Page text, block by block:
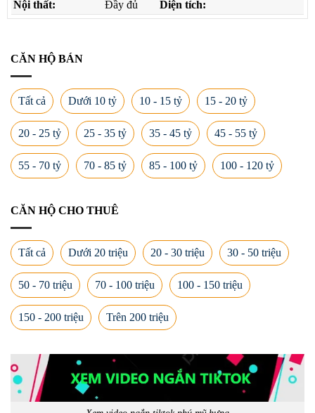
Nội thất:
Đầy đủ Diện tích:
CĂN HỘ BÁN
Tất cả Dưới 10 tỷ 10 - 15 tỷ 15 - 20 tỷ
20 - 25 tỷ 25 - 35 tỷ 35 - 45 tỷ 45 - 55 tỷ
55 - 70 tỷ 70 - 85 tỷ 85 - 100 tỷ 100 - 120 tỷ
CĂN HỘ CHO THUÊ
Tất cả Dưới 20 triệu 20 - 30 triệu 30 - 50 triệu
50 - 70 triệu 70 - 100 triệu 100 - 150 triệu
150 - 200 triệu Trên 200 triệu